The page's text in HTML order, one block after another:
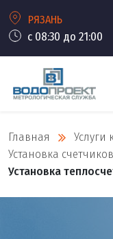
РЯЗАНЬ
с 08:30 до 21:00
Главная
Установка
Установка